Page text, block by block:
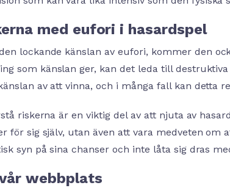
med eufori i hasardspel
lockande känslan av eufori, kommer den
som känslan ger, kan det leda till
av att vinna, och i många fall kan detta
riskerna är en viktig del av att njuta av
för sig själv, utan även att vara medveten
syn på sina chanser och inte låta sig dras
webbplats